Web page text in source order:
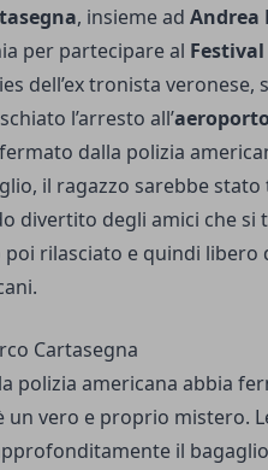
, insieme ad Andrea
per partecipare al
dell’ex tronista veronese,
l’arresto all’
dalla polizia
il ragazzo sarebbe
divertito degli amici che si
poi rilasciato e quindi libero
Cartasegna
polizia americana abbia
un vero e proprio mistero.
il